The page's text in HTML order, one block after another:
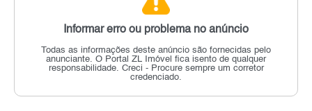
Informar erro ou problema no anúncio
Todas as informações deste anúncio são fornecidas pelo
anunciante. O Portal ZL Imóvel fica isento de qualquer
responsabilidade. Creci - Procure sempre um corretor
credenciado.